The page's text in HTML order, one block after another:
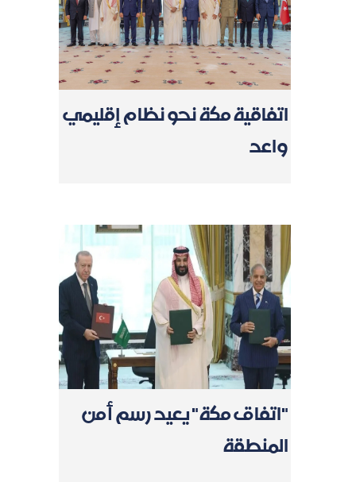
اتفاقية مكة نحو نظام إقليمي
واعد
"اتفاق مكة" يعيد رسم أمن
المنطقة